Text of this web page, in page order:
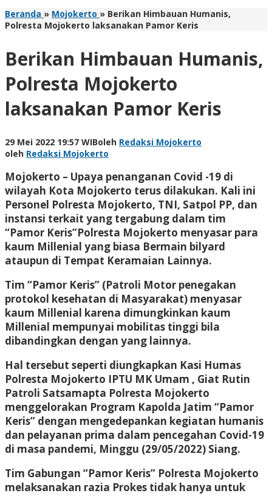
Beranda » Mojokerto » Berikan Himbauan Humanis,
Polresta Mojokerto laksanakan Pamor Keris
Berikan Himbauan Humanis,
Polresta Mojokerto
laksanakan Pamor Keris
29 Mei 2022 19:57 WIBoleh Redaksi Mojokerto
oleh Redaksi Mojokerto
Mojokerto – Upaya penanganan Covid -19 di
wilayah Kota Mojokerto terus dilakukan. Kali ini
Personel Polresta Mojokerto, TNI, Satpol PP, dan
instansi terkait yang tergabung dalam tim
“Pamor Keris”Polresta Mojokerto menyasar para
kaum Millenial yang biasa Bermain bilyard
ataupun di Tempat Keramaian Lainnya.
Tim “Pamor Keris” (Patroli Motor penegakan
protokol kesehatan di Masyarakat) menyasar
kaum Millenial karena dimungkinkan kaum
Millenial mempunyai mobilitas tinggi bila
dibandingkan dengan yang lainnya.
Hal tersebut seperti diungkapkan Kasi Humas
Polresta Mojokerto IPTU MK Umam , Giat Rutin
Patroli Satsamapta Polresta Mojokerto
menggelorakan Program Kapolda Jatim “Pamor
Keris” dengan mengedepankan kegiatan humanis
dan pelayanan prima dalam pencegahan Covid-19
di masa pandemi, Minggu (29/05/2022) Siang.
Tim Gabungan “Pamor Keris” Polresta Mojokerto
melaksanakan razia Prokes tidak hanya untuk